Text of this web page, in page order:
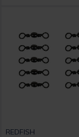
REDFISH